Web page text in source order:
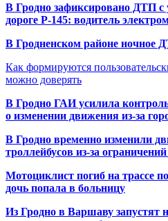
В Гродно зафиксировано ДТП с
дороге Р-145: водитель
В Гродненском районе ночное
Как формируются
можно доверять
В Гродно ГАИ усилила
о изменении движения из-за
В Гродно временно изменили
троллейбусов из-за
Мотоциклист погиб на трассе
дочь попала в больницу
Из Гродно в Варшаву запустят